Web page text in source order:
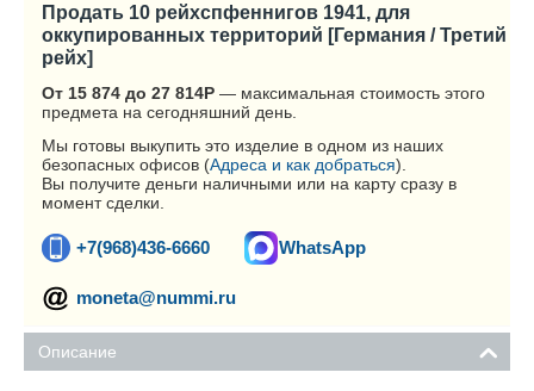
Продать 10 рейхспфеннигов 1941, для
оккупированных территорий [Германия / Третий
рейх]
От 15 874 до 27 814Р — максимальная стоимость этого
предмета на сегодняшний день.
Мы готовы выкупить это изделие в одном из наших
безопасных офисов (Адреса и как добраться).
Вы получите деньги наличными или на карту сразу в
момент сделки.
+7(968)436-6660 WhatsApp
moneta@nummi.ru
Описание